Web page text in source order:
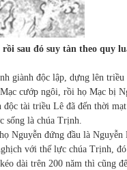
sau đó suy tàn theo quy
giành độc lập, dựng lên
cướp ngôi, rồi họ Mạc bị
tài triều Lê đã đến thời
sống là chúa Trịnh.
Nguyễn đứng đầu là Nguyễn
với thế lực chúa Trịnh,
dài trên 200 năm thì cũng